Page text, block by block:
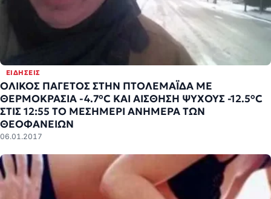
ΕΙΔΉΣΕΙΣ
ΟΛΙΚΟΣ ΠΑΓΕΤΟΣ ΣΤΗΝ ΠΤΟΛΕΜΑΪΔΑ ME
ΘΕΡΜΟΚΡΑΣΙΑ -4.7°C KAI ΑΙΣΘΗΣΗ ΨΥΧΟΥΣ -12.5°C
ΣΤΙΣ 12:55 ΤΟ ΜΕΣΗΜΕΡΙ ΑΝΗΜΕΡΑ ΤΩΝ
ΘΕΟΦΑΝΕΙΩΝ
06.01.2017